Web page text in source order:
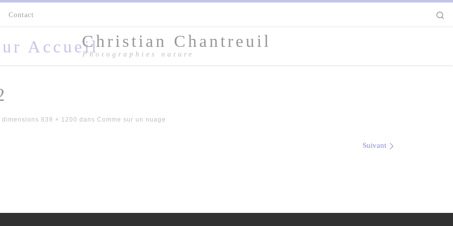
Contact
Christian Chantreuil
Photographies nature
dimensions 839 × 1200 dans Comme sur un nuage
Suivant